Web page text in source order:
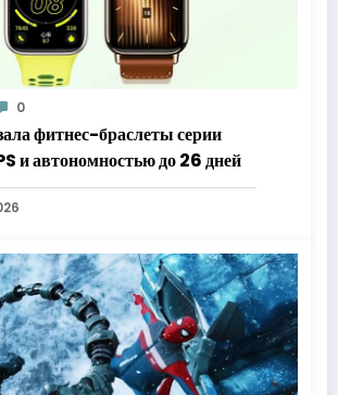
0
фитнес-браслеты серии
и автономностью до 26 дней